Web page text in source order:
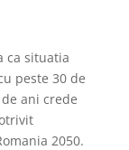
ca situatia
peste 30 de
ani crede
2050.